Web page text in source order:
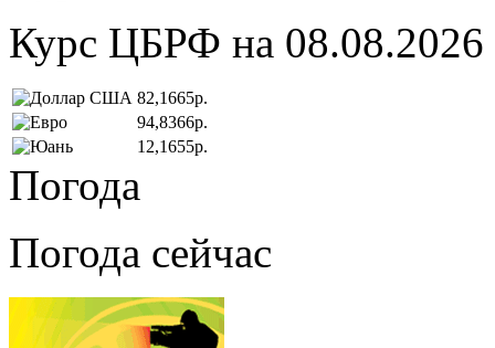
Курс ЦБРФ на 08.08.2026
82,1665р.
94,8366р.
12,1655р.
Погода
Погода сейчас